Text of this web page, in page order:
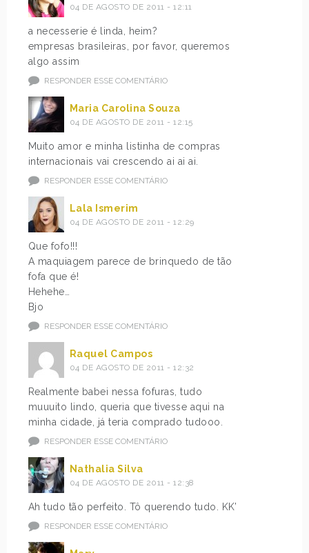
04 DE AGOSTO DE 2011 - 12:11
a necesserie é linda, heim?
empresas brasileiras, por favor, queremos
algo assim
RESPONDER ESSE COMENTÁRIO
Maria Carolina Souza
04 DE AGOSTO DE 2011 - 12:15
Muito amor e minha listinha de compras
internacionais vai crescendo ai ai ai.
RESPONDER ESSE COMENTÁRIO
Lala Ismerim
04 DE AGOSTO DE 2011 - 12:29
Que fofo!!!
A maquiagem parece de brinquedo de tão
fofa que é!
Hehehe…
Bjo
RESPONDER ESSE COMENTÁRIO
Raquel Campos
04 DE AGOSTO DE 2011 - 12:32
Realmente babei nessa fofuras, tudo
muuuito lindo, queria que tivesse aqui na
minha cidade, já teria comprado tudooo.
RESPONDER ESSE COMENTÁRIO
Nathalia Silva
04 DE AGOSTO DE 2011 - 12:38
Ah tudo tão perfeito. Tô querendo tudo. KK’
RESPONDER ESSE COMENTÁRIO